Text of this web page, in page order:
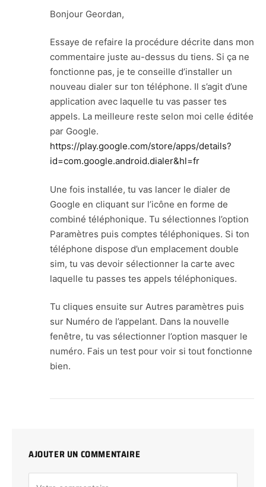
Bonjour Geordan,
Essaye de refaire la procédure décrite dans mon
commentaire juste au-dessus du tiens. Si ça ne
fonctionne pas, je te conseille d’installer un
nouveau dialer sur ton téléphone. Il s’agit d’une
application avec laquelle tu vas passer tes
appels. La meilleure reste selon moi celle éditée
par Google.
https://play.google.com/store/apps/details?
id=com.google.android.dialer&hl=fr
Une fois installée, tu vas lancer le dialer de
Google en cliquant sur l’icône en forme de
combiné téléphonique. Tu sélectionnes l’option
Paramètres puis comptes téléphoniques. Si ton
téléphone dispose d’un emplacement double
sim, tu vas devoir sélectionner la carte avec
laquelle tu passes tes appels téléphoniques.
Tu cliques ensuite sur Autres paramètres puis
sur Numéro de l’appelant. Dans la nouvelle
fenêtre, tu vas sélectionner l’option masquer le
numéro. Fais un test pour voir si tout fonctionne
bien.
AJOUTER UN COMMENTAIRE